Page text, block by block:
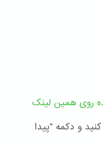
روی همین لینک
و دکمه "پیدا